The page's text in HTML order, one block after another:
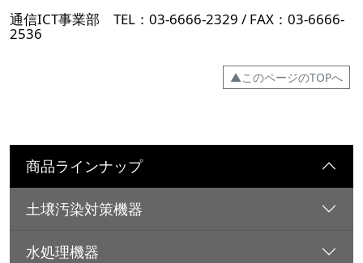
通信ICT事業部 TEL：03-6666-2329 / FAX：03-6666-
2536
▲このページのTOPへ
商品ラインナップ
土壌汚染対策機器
水処理機器